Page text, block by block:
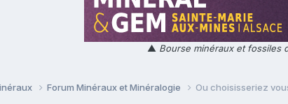
▲ Bourse minéraux et fossiles
Forum Minéraux et Minéralogie Ou choisisseriez